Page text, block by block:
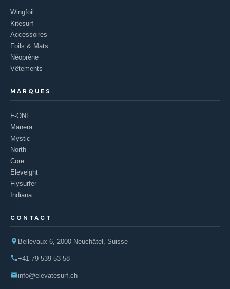
Wingfoil
Kitesurf
Accessoires
Foils & Mats
Néoprène
Vêtements
MARQUES
F-ONE
Manera
Mystic
North
Core
Eleveight
Flysurfer
Indiana
CONTACT
Bellevaux 6, 2000 Neuchâtel, Suisse
+41 79 539 53 58
info@elevatesurf.ch